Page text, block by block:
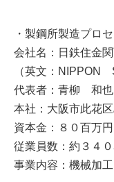
・製鋼所製造プロ
会社名：日鉄住金
（英文：
代表者：青柳 和也
本社：大阪市此花
資本金：８０百万円
従業員数：約３４０
事業内容：機械加